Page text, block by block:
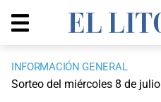
INFORMACIÓN GENERAL
Sorteo del miércoles 8 de julio